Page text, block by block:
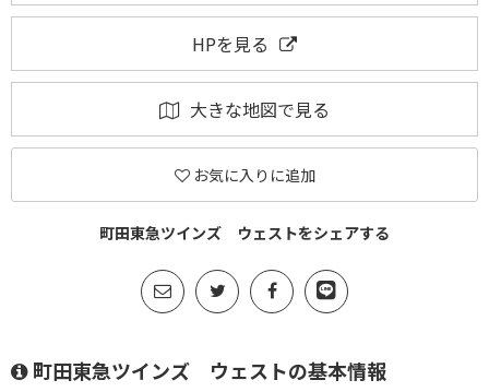
HPを見る
大きな地図で見る
お気に入りに追加
町田東急ツインズ ウェストをシェアする
町田東急ツインズ ウェストの基本情報